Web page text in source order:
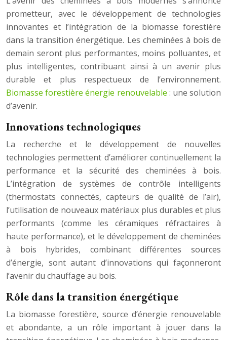
prometteur, avec le développement de technologies
innovantes et l’intégration de la biomasse forestière
dans la transition énergétique. Les cheminées à bois de
demain seront plus performantes, moins polluantes, et
plus intelligentes, contribuant ainsi à un avenir plus
durable et plus respectueux de l’environnement.
Biomasse forestière énergie renouvelable : une solution
d’avenir.
Innovations technologiques
La recherche et le développement de nouvelles
technologies permettent d’améliorer continuellement la
performance et la sécurité des cheminées à bois.
L’intégration de systèmes de contrôle intelligents
(thermostats connectés, capteurs de qualité de l’air),
l’utilisation de nouveaux matériaux plus durables et plus
performants (comme les céramiques réfractaires à
haute performance), et le développement de cheminées
à bois hybrides, combinant différentes sources
d’énergie, sont autant d’innovations qui façonneront
l’avenir du chauffage au bois.
Rôle dans la transition énergétique
La biomasse forestière, source d’énergie renouvelable
et abondante, a un rôle important à jouer dans la